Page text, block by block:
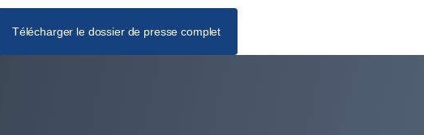
Télécharger le dossier de presse complet